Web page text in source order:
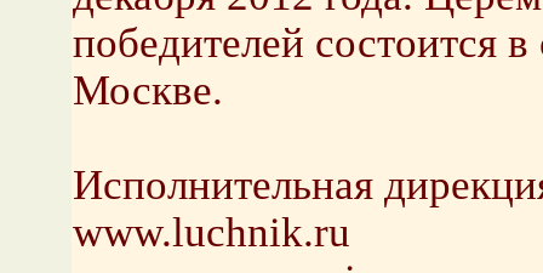
победителей состоится
Москве.
Исполнительная
www.luchnik.ru